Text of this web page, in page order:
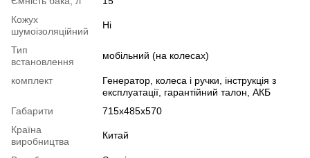
Кожух
шумоізоляційний
Ні
Тип
встановлення
мобільний (на колесах)
комплект
Генератор, колеса і ручки, інструкція з
експлуатації, гарантійний талон, АКБ
Габарити
715x485x570
Країна
виробництва
Китай